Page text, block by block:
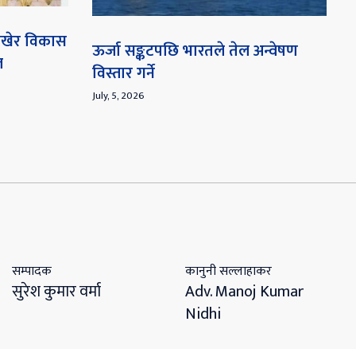
विकास
ऊर्जा सङ्कटपछि भारतले तेल अन्वेषण
विस्तार गर्ने
July, 5, 2026
सम्पादक
सुरेश कुमार वर्मा
कानुनी सल्लाहाकर
Adv. Manoj Kumar
Nidhi